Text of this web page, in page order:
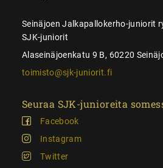
Seinäjoen Jalkapallokerho-juniorit
SJK-juniorit
Alaseinäjoenkatu 9 B, 60220
toimisto@sjk-juniorit.fi
Seuraa SJK-junioreita
Facebook
Instagram
Twitter